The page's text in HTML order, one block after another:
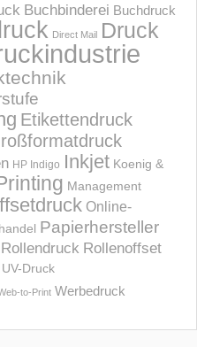
Buchbinderei Buchdruck
Direct Mail Druck
Etikettendruck
HP Indigo Inkjet Koenig &
Management
Online-
Papierhersteller
Rollendruck Rollenoffset
UV-Druck
to-Print Werbedruck